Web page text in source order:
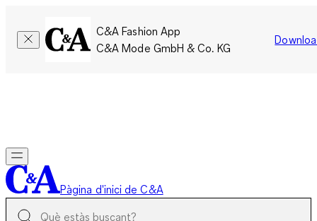
C&A Fashion App
C&A Mode GmbH & Co. KG
Pàgina d'inici de C&A